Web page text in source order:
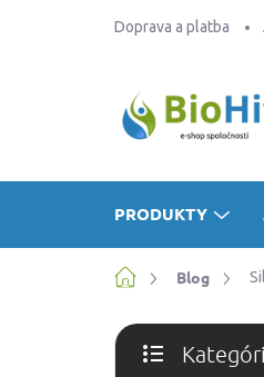
Doprava a platba
PRODUKTY
DomovBlog
B
Preskočiť